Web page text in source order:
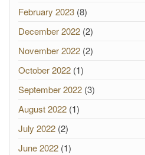
February 2023 (8)
December 2022 (2)
November 2022 (2)
October 2022 (1)
September 2022 (3)
August 2022 (1)
July 2022 (2)
June 2022 (1)